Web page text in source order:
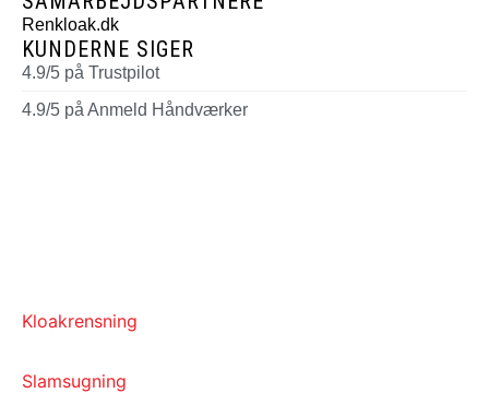
Renkloak.dk
KUNDERNE SIGER
4.9/5 på Trustpilot
4.9/5 på Anmeld Håndværker
Kloakrensning
Slamsugning